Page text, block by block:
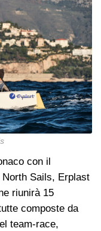
con il
Sails, Erplast
riunirà 15
composte da
team-race,